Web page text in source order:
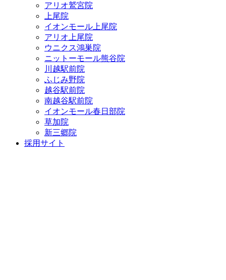
アリオ鷲宮院
上尾院
イオンモール上尾院
アリオ上尾院
ウニクス鴻巣院
ニットーモール熊谷院
川越駅前院
ふじみ野院
越谷駅前院
南越谷駅前院
イオンモール春日部院
草加院
新三郷院
採用サイト